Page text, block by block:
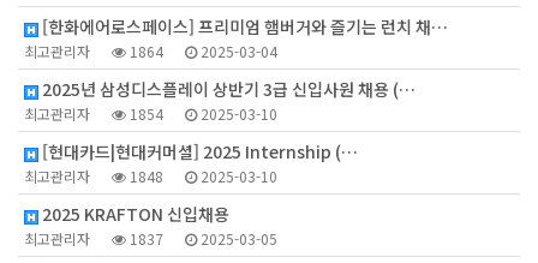
[한화에어로스페이스] 프리미엄 햄버거와 즐기는 런치 채…
최고관리자 1864 2025-03-04
2025년 삼성디스플레이 상반기 3급 신입사원 채용 (…
최고관리자 1854 2025-03-10
[현대카드|현대커머셜] 2025 Internship (…
최고관리자 1848 2025-03-10
2025 KRAFTON 신입채용
최고관리자 1837 2025-03-05